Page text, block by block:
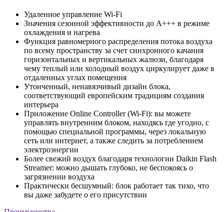
Удаленное управление Wi-Fi
Значения сезонной эффективности до A+++ в режиме
охлаждения и нагрева
Функция равномерного распределения потока воздуха
по всему пространству за счет синхронного качания
горизонтальных и вертикальных жалюзи, благодаря
чему теплый или холодный воздух циркулирует даже в
отдаленных углах помещения
Утонченный, ненавязчивый дизайн блока,
соответствующий европейским традициям создания
интерьера
Приложение Online Controller (Wi-Fi): вы можете
управлять внутренним блоком, находясь где угодно, с
помощью специальной программы, через локальную
сеть или интернет, а также следить за потреблением
электроэнергии
Более свежий воздух благодаря технологии Daikin Flash
Streamer: можно дышать глубоко, не беспокоясь о
загрязнении воздуха
Практически бесшумный: блок работает так тихо, что
вы даже забудете о его присутствии